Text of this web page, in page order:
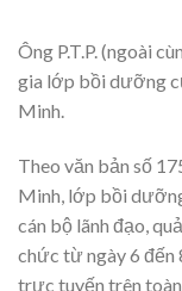
Ông P.T.P. (ngoài
gia lớp bồi dưỡng
Minh.
Theo văn bản số
Minh, lớp bồi
cán bộ lãnh đạo,
chức từ ngày 6
trực tuyến trên toàn